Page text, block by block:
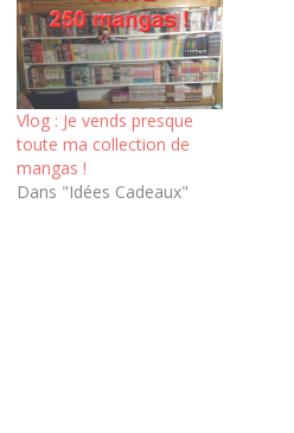
Vlog : Je vends presque
toute ma collection de
mangas !
Dans "Idées Cadeaux"